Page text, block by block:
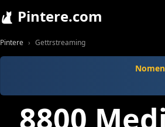
Pintere.com
Pintere Gettrstreaming
8800